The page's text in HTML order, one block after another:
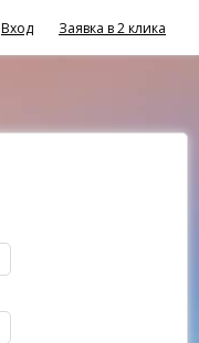
Вход Заявка в 2 клика